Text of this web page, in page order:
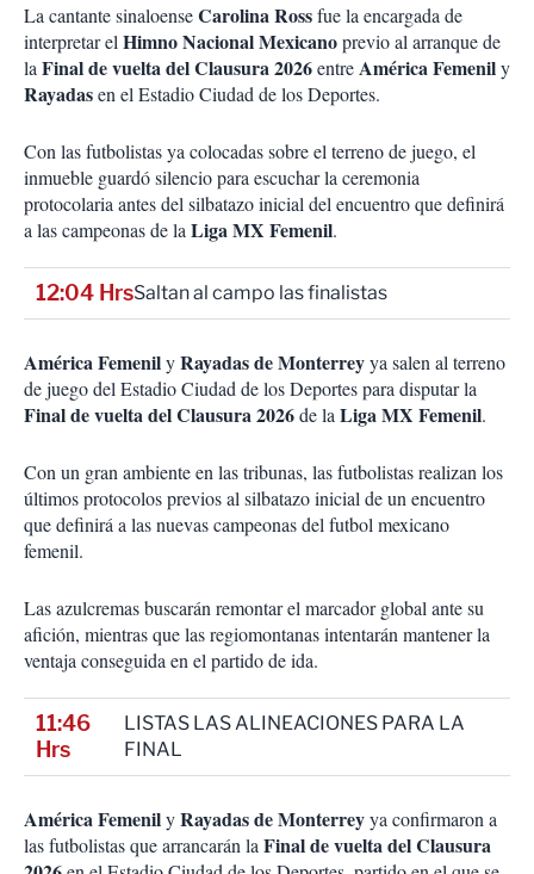
La cantante sinaloenseCarolina Rossfue la encargada de
interpretar elHimno Nacional Mexicanoprevio al arranque de
laFinal de vuelta del Clausura 2026entreAmérica Femenily
Rayadasen el Estadio Ciudad de los Deportes.
Con las futbolistas ya colocadas sobre el terreno de juego, el
inmueble guardó silencio para escuchar la ceremonia
protocolaria antes del silbatazo inicial del encuentro que definirá
a las campeonas de laLiga MX Femenil.
12:04 HrsSaltan al campo las finalistas
América FemenilyRayadas de Monterreyya salen al terreno
de juego del Estadio Ciudad de los Deportes para disputar la
Final de vuelta del Clausura 2026de laLiga MX Femenil.
Con un gran ambiente en las tribunas, las futbolistas realizan los
últimos protocolos previos al silbatazo inicial de un encuentro
que definirá a las nuevas campeonas del futbol mexicano
femenil.
Las azulcremas buscarán remontar el marcador global ante su
afición, mientras que las regiomontanas intentarán mantener la
ventaja conseguida en el partido de ida.
11:46
Hrs
LISTAS LAS ALINEACIONES PARA LA
FINAL
América FemenilyRayadas de Monterreyya confirmaron a
las futbolistas que arrancarán laFinal de vuelta del Clausura